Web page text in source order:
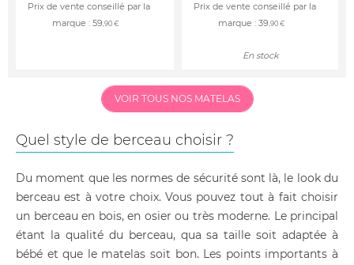
Prix de vente conseillé par la
marque : 59,90 €
Prix de vente conseillé par la
marque : 39,90 €
En stock
VOIR TOUS NOS MATELAS
Quel style de berceau choisir ?
Du moment que les normes de sécurité sont là, le look du
berceau est à votre choix. Vous pouvez tout à fait choisir
un berceau en bois, en osier ou très moderne. Le principal
étant la qualité du berceau, qua sa taille soit adaptée à
bébé et que le matelas soit bon. Les points importants à